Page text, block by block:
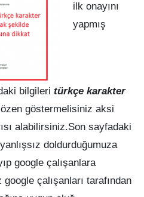
ilk onayını
yapmış
bilgileri türkçe karakter
göstermelisiniz aksi
alabilirsiniz.Son sayfadaki
doldurduğumuza
google çalışanlara
çalışanları tarafından